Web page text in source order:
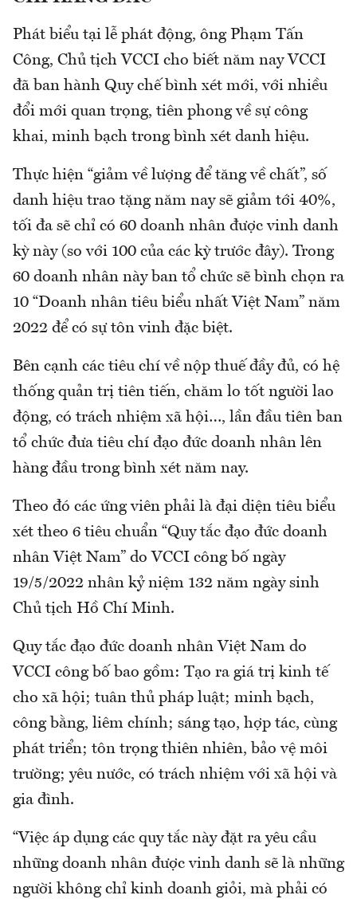
Phát biểu tại lễ phát động, ông Phạm Tấn
Công, Chủ tịch VCCI cho biết năm nay VCCI
đã ban hành Quy chế bình xét mới, với nhiều
đổi mới quan trọng, tiên phong về sự công
khai, minh bạch trong bình xét danh hiệu.
Thực hiện “giảm về lượng để tăng về chất”, số
danh hiệu trao tặng năm nay sẽ giảm tới 40%,
tối đa sẽ chỉ có 60 doanh nhân được vinh danh
kỳ này (so với 100 của các kỳ trước đây). Trong
60 doanh nhân này ban tổ chức sẽ bình chọn ra
10 “Doanh nhân tiêu biểu nhất Việt Nam” năm
2022 để có sự tôn vinh đặc biệt.
Bên cạnh các tiêu chí về nộp thuế đầy đủ, có hệ
thống quản trị tiên tiến, chăm lo tốt người lao
động, có trách nhiệm xã hội…, lần đầu tiên ban
tổ chức đưa tiêu chí đạo đức doanh nhân lên
hàng đầu trong bình xét năm nay.
Theo đó các ứng viên phải là đại diện tiêu biểu
xét theo 6 tiêu chuẩn “Quy tắc đạo đức doanh
nhân Việt Nam” do VCCI công bố ngày
19/5/2022 nhân kỷ niệm 132 năm ngày sinh
Chủ tịch Hồ Chí Minh.
Quy tắc đạo đức doanh nhân Việt Nam do
VCCI công bố bao gồm: Tạo ra giá trị kinh tế
cho xã hội; tuân thủ pháp luật; minh bạch,
công bằng, liêm chính; sáng tạo, hợp tác, cùng
phát triển; tôn trọng thiên nhiên, bảo vệ môi
trường; yêu nước, có trách nhiệm với xã hội và
gia đình.
“Việc áp dụng các quy tắc này đặt ra yêu cầu
những doanh nhân được vinh danh sẽ là những
người không chỉ kinh doanh giỏi, mà phải có